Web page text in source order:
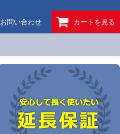
お問い合わせ カートを見る